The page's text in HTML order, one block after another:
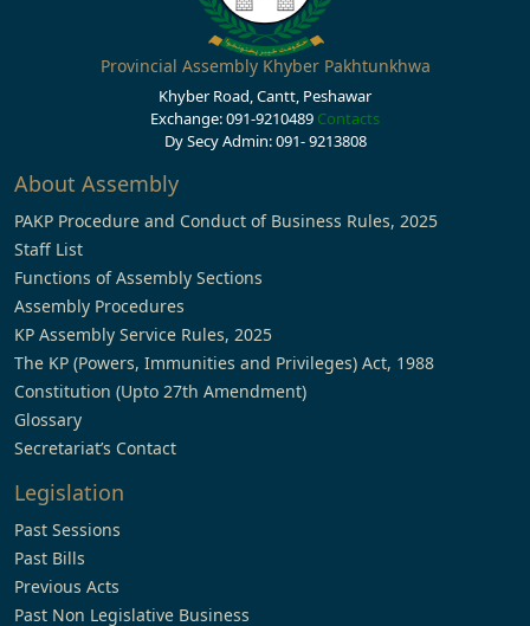
Provincial Assembly Khyber Pakhtunkhwa
Khyber Road, Cantt, Peshawar
Exchange: 091-9210489 Contacts
Dy Secy Admin: 091- 9213808
About Assembly
PAKP Procedure and Conduct of Business Rules, 2025
Staff List
Functions of Assembly Sections
Assembly Procedures
KP Assembly Service Rules, 2025
The KP (Powers, Immunities and Privileges) Act, 1988
Constitution (Upto 27th Amendment)
Glossary
Secretariat’s Contact
Legislation
Past Sessions
Past Bills
Previous Acts
Past Non Legislative Business